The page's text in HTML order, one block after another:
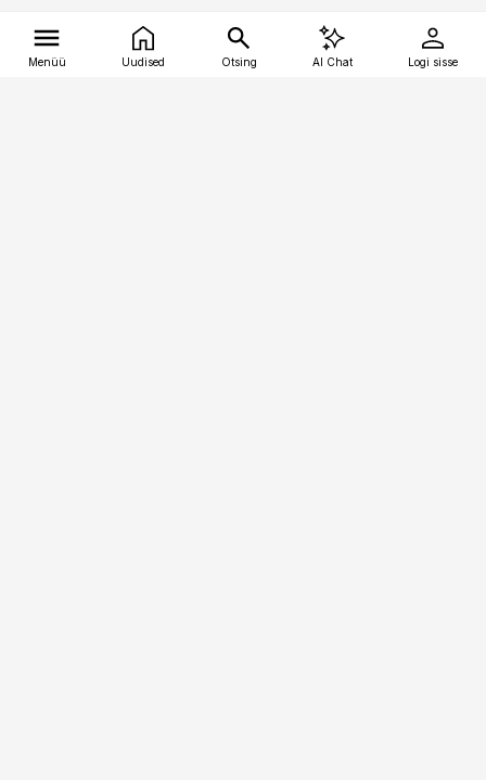
Menüü Uudised Otsing AI Chat Logi sisse